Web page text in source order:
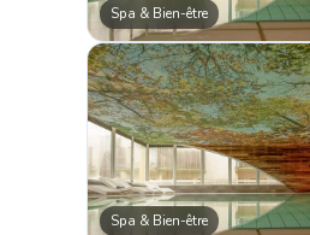
Spa & Bien-être
Spa & Bien-être